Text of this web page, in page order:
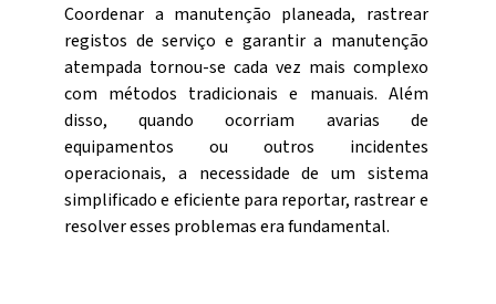
Coordenar a manutenção planeada, rastrear
registos de serviço e garantir a manutenção
atempada tornou-se cada vez mais complexo
com métodos tradicionais e manuais. Além
disso, quando ocorriam avarias de
equipamentos ou outros incidentes
operacionais, a necessidade de um sistema
simplificado e eficiente para reportar, rastrear e
resolver esses problemas era fundamental.